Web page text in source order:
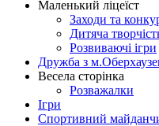
Маленький ліцеїст
Заходи та
Дитяча
Розвиваючі ігри
Дружба з
Весела сторінка
Розважалки
Ігри
Спортивний